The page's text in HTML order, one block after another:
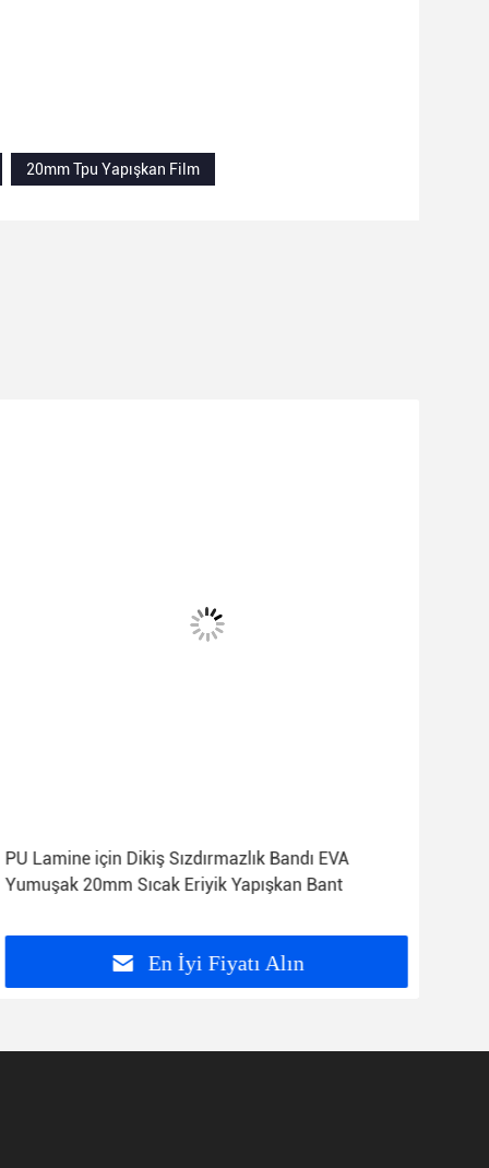
20mm Tpu Yapışkan Film
PU Lamine için Dikiş Sızdırmazlık Bandı EVA
Yumuşak 20mm Sıcak Eriyik Yapışkan Bant
En İyi Fiyatı Alın